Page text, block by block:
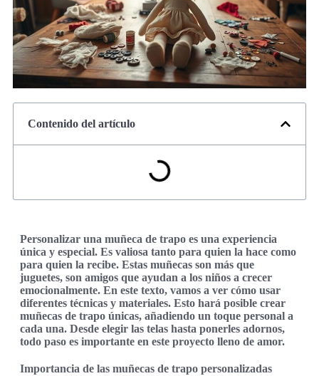
Contenido del artículo
Personalizar una muñeca de trapo es una experiencia
única y especial. Es valiosa tanto para quien la hace como
para quien la recibe. Estas muñecas son más que
juguetes, son amigos que ayudan a los niños a crecer
emocionalmente. En este texto, vamos a ver cómo usar
diferentes técnicas y materiales. Esto hará posible crear
muñecas de trapo únicas, añadiendo un toque personal a
cada una. Desde elegir las telas hasta ponerles adornos,
todo paso es importante en este proyecto lleno de amor.
Importancia de las muñecas de trapo personalizadas